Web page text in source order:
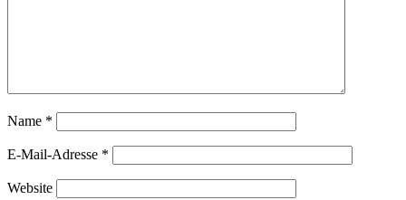
Name *
E-Mail-Adresse *
Website